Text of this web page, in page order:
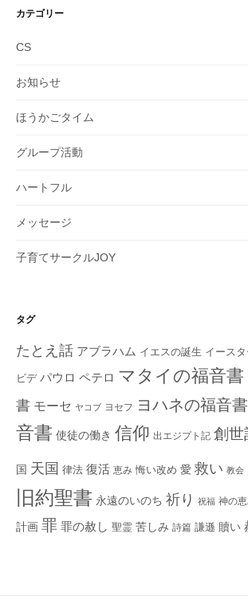
カテゴリー
CS
お知らせ
ほうかごタイム
グループ活動
ハートフル
メッセージ
子育てサークルJOY
タグ
たとえ話 アブラハム イエスの誕生 イースタ
ビデ パウロ ペテロ マタイの福音書
書 モーセ ヤコブ ヨセフ ヨハネの福音書
音書 使徒の働き 信仰 出エジプト記 創世
国 天国 律法 復活 恵み 悔い改め 愛 救い 教会
旧約聖書 永遠のいのち 祈り 祝福 神の
計画 罪 罪の赦し 聖霊 苦しみ 詩篇 謙遜 贖い